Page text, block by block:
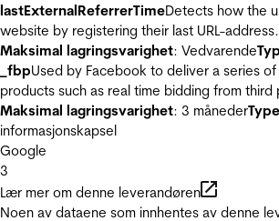
lastExternalReferrerTimeDetects how the
website by registering their last URL-address.
Maksimal lagringsvarighet: Vedvarende
_fbpUsed by Facebook to deliver a series
products such as real time bidding from third
Maksimal lagringsvarighet: 3 månederType
informasjonskapsel
Google
3
Lær mer om denne leverandøren
Noen av dataene som innhentes av denne